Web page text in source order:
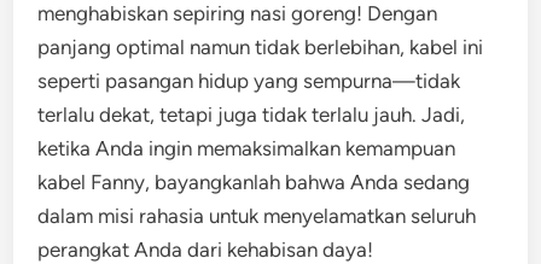
menghabiskan sepiring nasi goreng! Dengan
panjang optimal namun tidak berlebihan, kabel ini
seperti pasangan hidup yang sempurna—tidak
terlalu dekat, tetapi juga tidak terlalu jauh. Jadi,
ketika Anda ingin memaksimalkan kemampuan
kabel Fanny, bayangkanlah bahwa Anda sedang
dalam misi rahasia untuk menyelamatkan seluruh
perangkat Anda dari kehabisan daya!